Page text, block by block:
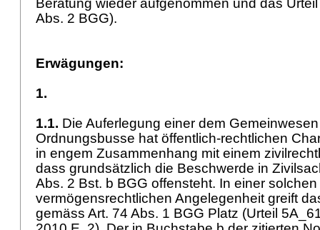
Beratung wieder aufgenommen und das
Abs. 2 BGG).
Erwägungen:
1.
1.1. Die Auferlegung einer dem
Ordnungsbusse hat öffentlich-rechtlichen
in engem Zusammenhang mit einem
dass grundsätzlich die Beschwerde in
Abs. 2 Bst. b BGG offensteht. In einer solchen
vermögensrechtlichen Angelegenheit greift
gemäss Art. 74 Abs. 1 BGG Platz (Urteil